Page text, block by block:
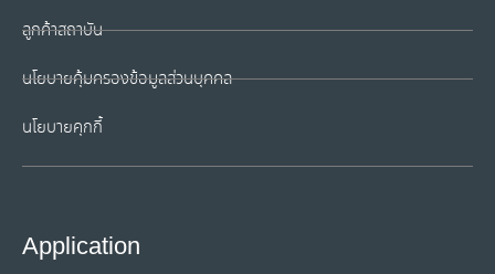
ลูกค้าสถาบัน
นโยบายคุ้มครองข้อมูลส่วนบุคคล
นโยบายคุกกี้
Application